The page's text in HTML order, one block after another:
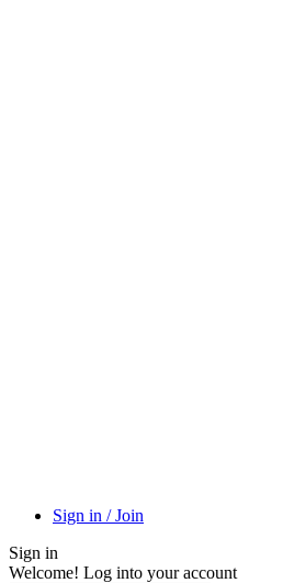
Sign in / Join
Sign in
Welcome! Log into your account